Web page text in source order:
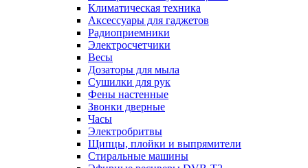
Климатическая техника
Аксессуары для гаджетов
Радиоприемники
Электросчетчики
Весы
Дозаторы для мыла
Сушилки для рук
Фены настенные
Звонки дверные
Часы
Электробритвы
Щипцы, плойки и выпрямители
Стиральные машины